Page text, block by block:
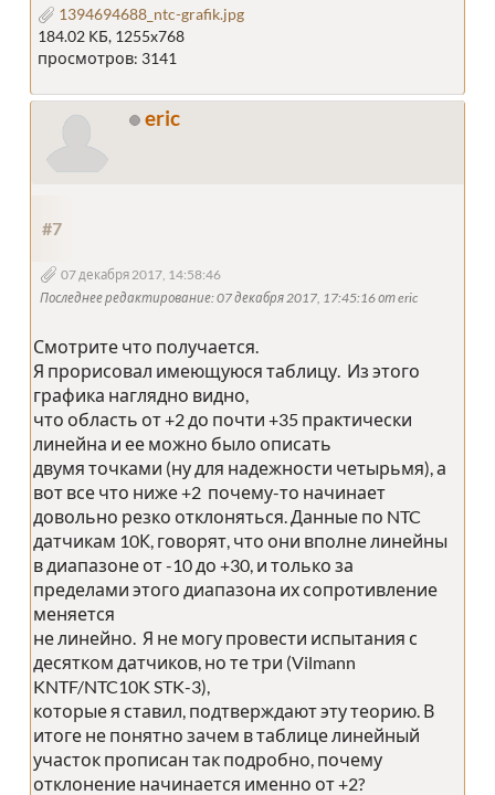
1394694688_ntc-grafik.jpg
184.02 КБ, 1255x768
просмотров: 3141
eric
#7
07 декабря 2017, 14:58:46
Последнее редактирование: 07 декабря 2017, 17:45:16 от eric
Смотрите что получается.
Я прорисовал имеющуюся таблицу. Из этого
графика наглядно видно,
что область от +2 до почти +35 практически
линейна и ее можно было описать
двумя точками (ну для надежности четырьмя), а
вот все что ниже +2 почему-то начинает
довольно резко отклоняться. Данные по NTC
датчикам 10К, говорят, что они вполне линейны
в диапазоне от -10 до +30, и только за
пределами этого диапазона их сопротивление
меняется
не линейно. Я не могу провести испытания с
десятком датчиков, но те три (Vilmann
KNTF/NTC10K STK-3),
которые я ставил, подтверждают эту теорию. В
итоге не понятно зачем в таблице линейный
участок прописан так подробно, почему
отклонение начинается именно от +2?